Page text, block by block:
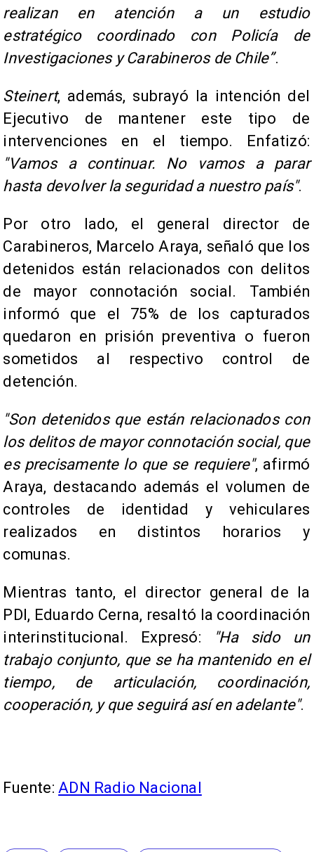
realizan en atención a un estudio
estratégico coordinado con Policía de
Investigaciones y Carabineros de Chile”.
Steinert, además, subrayó la intención del
Ejecutivo de mantener este tipo de
intervenciones en el tiempo. Enfatizó:
"Vamos a continuar. No vamos a parar
hasta devolver la seguridad a nuestro país".
Por otro lado, el general director de
Carabineros, Marcelo Araya, señaló que los
detenidos están relacionados con delitos
de mayor connotación social. También
informó que el 75% de los capturados
quedaron en prisión preventiva o fueron
sometidos al respectivo control de
detención.
"Son detenidos que están relacionados con
los delitos de mayor connotación social, que
es precisamente lo que se requiere", afirmó
Araya, destacando además el volumen de
controles de identidad y vehiculares
realizados en distintos horarios y
comunas.
Mientras tanto, el director general de la
PDI, Eduardo Cerna, resaltó la coordinación
interinstitucional. Expresó:
"Ha sido un
trabajo conjunto, que se ha mantenido en el
tiempo, de articulación, coordinación,
cooperación, y que seguirá así en adelante".
Fuente: ADN Radio Nacional